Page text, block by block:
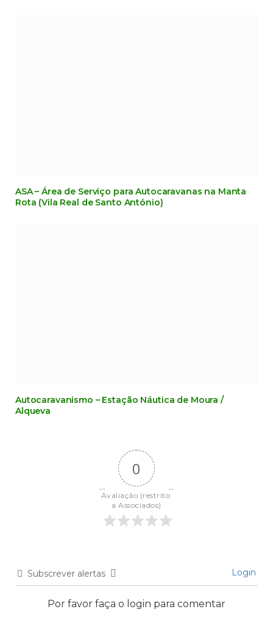
ASA – Área de Serviço para Autocaravanas na Manta
Rota (Vila Real de Santo António)
Autocaravanismo – Estação Náutica de Moura /
Alqueva
0
Avaliação (restrito
a Associados)
Subscrever alertas Login
Por favor faça o login para comentar